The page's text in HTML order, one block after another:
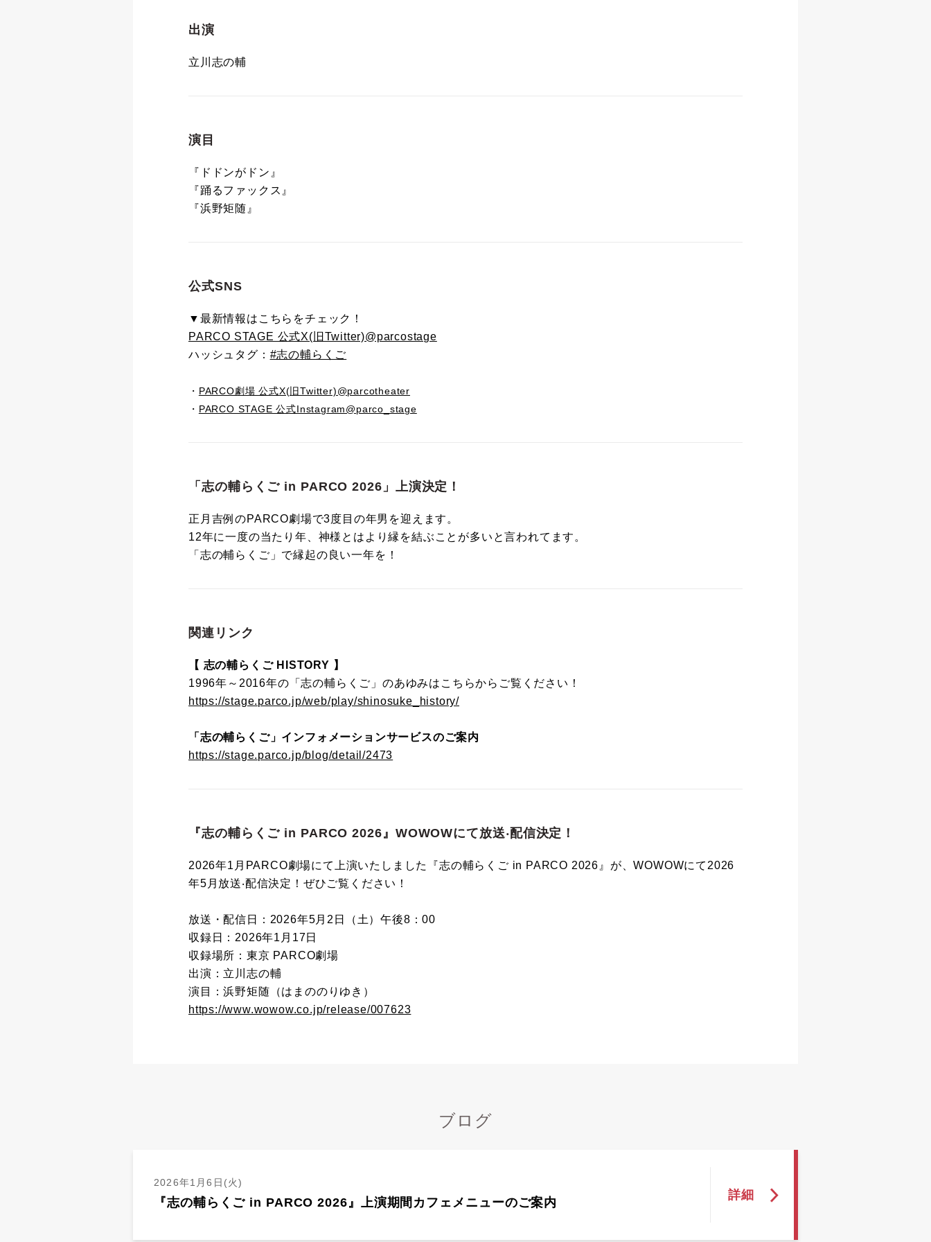
出演
立川志の輔
演目
『ドドンがドン』
『踊るファックス』
『浜野矩随』
公式SNS
▼最新情報はこちらをチェック！
PARCO STAGE 公式X(旧Twitter)@parcostage
ハッシュタグ： #志の輔らくご
・ PARCO劇場 公式X(旧Twitter)@parcotheater
・ PARCO STAGE 公式Instagram@parco_stage
「志の輔らくご in PARCO 2026」上演決定！
正月吉例のPARCO劇場で3度目の年男を迎えます。
12年に一度の当たり年、神様とはより縁を結ぶことが多いと言われてます。
「志の輔らくご」で縁起の良い一年を！
関連リンク
【 志の輔らくご HISTORY 】
1996年～2016年の「志の輔らくご」のあゆみはこちらからご覧ください！
https://stage.parco.jp/web/play/shinosuke_history/
「志の輔らくご」インフォメーションサービスのご案内
https://stage.parco.jp/blog/detail/2473
『志の輔らくご in PARCO 2026』WOWOWにて放送‧配信決定！
2026年1月PARCO劇場にて上演いたしました『志の輔らくご in PARCO 2026』が、WOWOWにて2026
年5⽉放送‧配信決定！ぜひご覧ください！
放送・配信日：2026年5月2日（土）午後8：00
収録日：2026年1月17日
収録場所：東京 PARCO劇場
出演：立川志の輔
演目：浜野矩随（はまののりゆき）
https://www.wowow.co.jp/release/007623
ブログ
2026年1月6日(火)
『志の輔らくご in PARCO 2026』上演期間カフェメニューのご案内